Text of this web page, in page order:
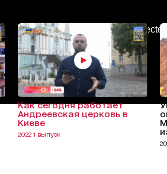
Как сегодня работает
Андреевская церковь в
Киеве
2022 1 выпуск